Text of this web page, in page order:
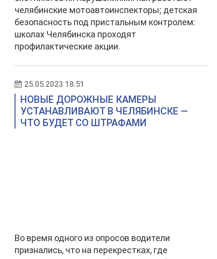
челябинские мотоавтоинспекторы; детская
безопасность под пристальным контролем:
школах Челябинска проходят
профилактические акции.
25.05.2023 18:51
НОВЫЕ ДОРОЖНЫЕ КАМЕРЫ
УСТАНАВЛИВАЮТ В ЧЕЛЯБИНСКЕ —
ЧТО БУДЕТ СО ШТРАФАМИ
Во время одного из опросов водители
признались, что на перекрестках, где